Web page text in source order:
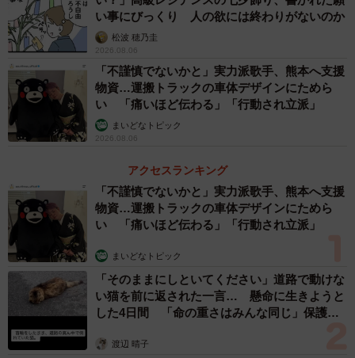
い事にびっくり 人の欲には終わりがないのか
松波 穂乃圭
2026.08.06
「不謹慎でないかと」実力派歌手、熊本へ支援
物資…運搬トラックの車体デザインにためら
い 「痛いほど伝わる」「行動され立派」
まいどなトピック
2026.08.06
アクセスランキング
「不謹慎でないかと」実力派歌手、熊本へ支援
物資…運搬トラックの車体デザインにためら
い 「痛いほど伝わる」「行動され立派」
まいどなトピック
「そのままにしといてください」道路で動けな
い猫を前に返された一言… 懸命に生きようと
した4日間 「命の重さはみんな同じ」保護団
渡辺 晴子